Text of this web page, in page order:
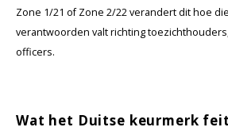
Zone 1/21 of Zone 2/22 verandert dit hoe
verantwoorden valt richting
officers.
Wat het Duitse keurmerk